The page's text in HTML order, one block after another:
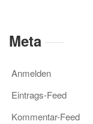
Meta
Anmelden
Eintrags-Feed
Kommentar-Feed